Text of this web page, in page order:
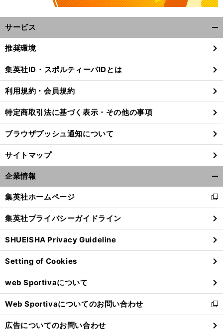
前
へ
サービス
閉
る
推奨環境
集英社ID・スポルティーバIDとは
利用規約・会員規約
特定商取引法に基づく表示・その他の事項
ブラウザプッシュ通知について
サイトマップ
企業情報
閉
る
集英社ホームページ
新
し
い
ウ
ィ
ン
ド
ウ
で
開
く
集英社プライバシーガイドライン
SHUEISHA Privacy Guideline
Setting of Cookies
web Sportivaについて
Web Sportivaについてのお問い合わせ
新
し
い
広告についてのお問い合わせ